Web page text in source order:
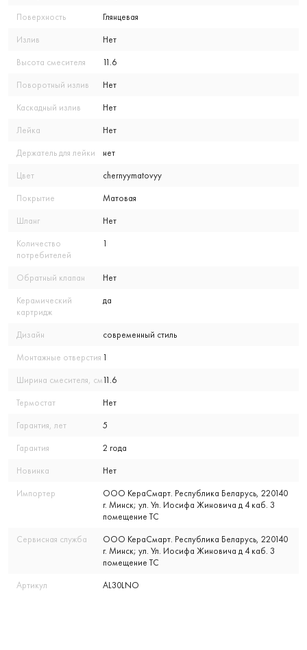
Поверхность Глянцевая
Излив Нет
Высота смесителя 11.6
Поворотный излив Нет
Каскадный излив Нет
Лейка Нет
Держатель для лейки нет
Цвет chernyymatovyy
Покрытие Матовая
Шланг Нет
Количество
потребителей
1
Обратный клапан Нет
Керамический
картридж
да
Дизайн современный стиль
Монтажные отверстия 1
Ширина смесителя, см11.6
Термостат Нет
Гарантия, лет 5
Гарантия 2 года
Новинка Нет
Импортер
ООО КераСмарт. Республика Беларусь, 220140
г. Минск; ул. Ул. Иосифа Жиновича д 4 каб. 3
помещение ТС
Сервисная служба
ООО КераСмарт. Республика Беларусь, 220140
г. Минск; ул. Ул. Иосифа Жиновича д 4 каб. 3
помещение ТС
Артикул AL30LNO